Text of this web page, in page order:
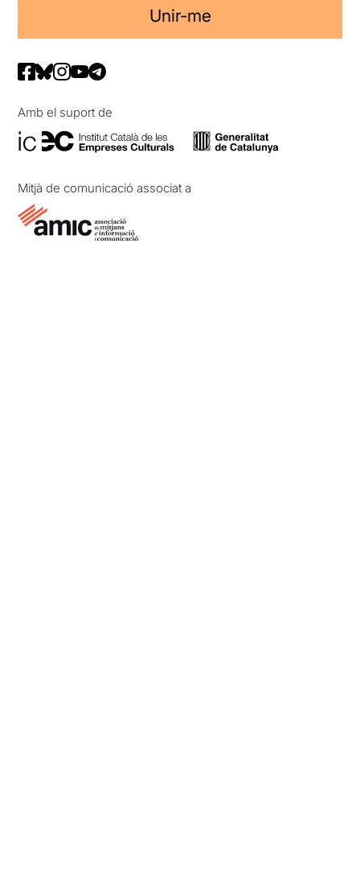
Unir-me
Amb el suport de
Mitjà de comunicació associat a